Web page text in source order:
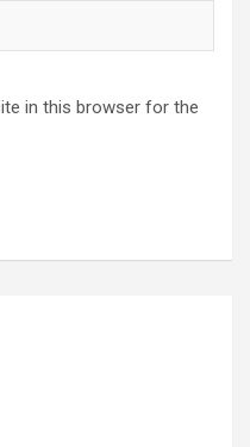
in this browser for the